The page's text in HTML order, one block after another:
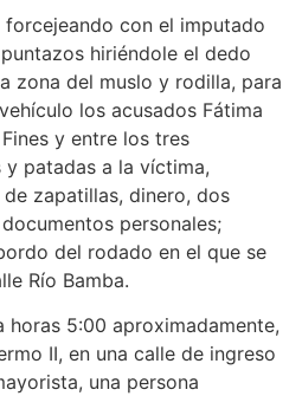
con el imputado
hiriéndole el dedo
zona del muslo y rodilla, para
los acusados Fátima
y entre los tres
patadas a la víctima,
zapatillas, dinero, dos
personales;
del rodado en el que se
Río Bamba.
horas 5:00 aproximadamente,
II, en una calle de ingreso
una persona